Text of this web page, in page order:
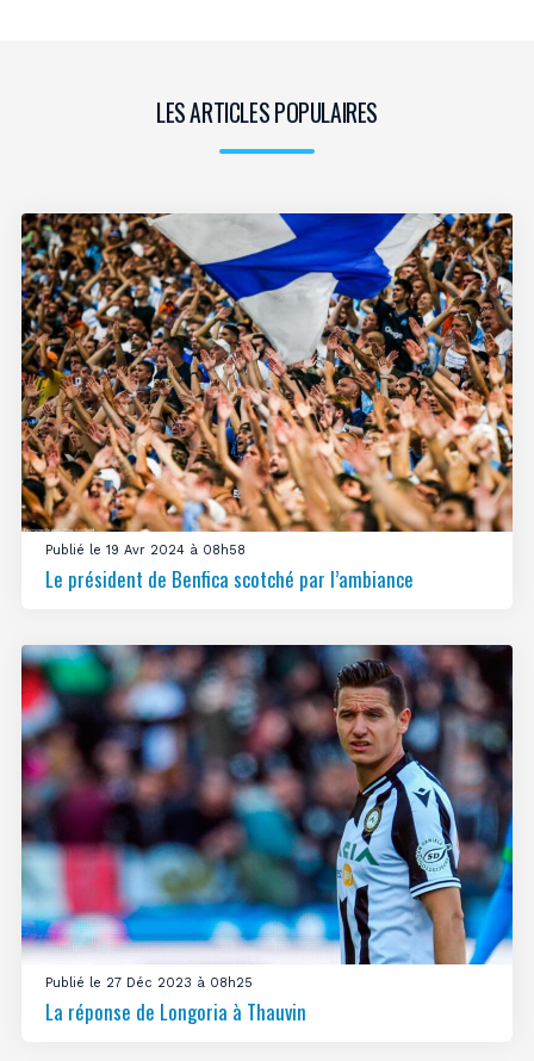
LES ARTICLES POPULAIRES
Publié le 19 Avr 2024 à 08h58
Le président de Benfica scotché par l’ambiance
Publié le 27 Déc 2023 à 08h25
La réponse de Longoria à Thauvin